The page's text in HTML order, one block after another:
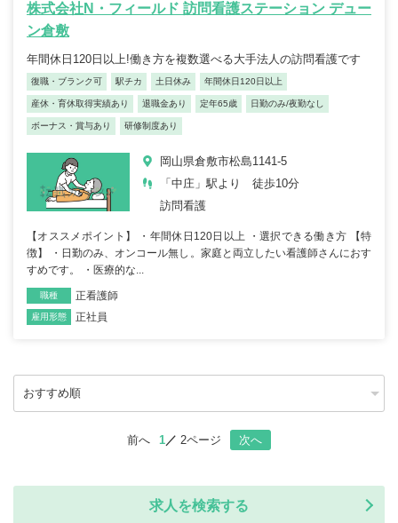
株式会社N・フィールド 訪問看護ステーション デュー
ン倉敷
年間休日120日以上!働き方を複数選べる大手法人の訪問看護です
復職・ブランク可 駅チカ 土日休み 年間休日120日以上
産休・育休取得実績あり 退職金あり 定年65歳 日勤のみ/夜勤なし
ボーナス・賞与あり 研修制度あり
岡山県倉敷市松島1141-5
「中庄」駅より 徒歩10分
訪問看護
【オススメポイント】 ・年間休日120日以上 ・選択できる働き方 【特
徴】 ・日勤のみ、オンコール無し。家庭と両立したい看護師さんにおす
すめです。 ・医療的な...
職種 正看護師
雇用形態 正社員
前へ 1 2ページ 次へ
求人を検索する